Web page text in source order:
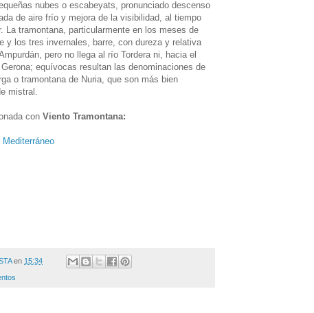
nubes o escabeyats, pronunciado descenso
de aire frío y mejora de la visibilidad, al tiempo
La tramontana, particularmente en los meses de
y los tres invernales, barre, con dureza y relativa
pero no llega al río Tordera ni, hacia el
equívocas resultan las denominaciones de
o tramontana de Nuria, que son más bien
mistral.
con Viento Tramontana:
en 15:34